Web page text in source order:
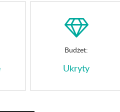
Budżet:
Ukryty